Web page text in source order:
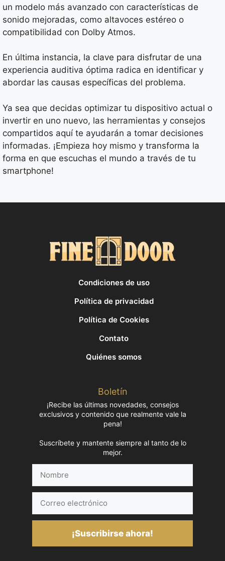
un modelo más avanzado con características de
sonido mejoradas, como altavoces estéreo o
compatibilidad con Dolby Atmos.
En última instancia, la clave para disfrutar de una
experiencia auditiva óptima radica en identificar y
abordar las causas específicas del problema.
Ya sea que decidas optimizar tu dispositivo actual o
invertir en uno nuevo, las herramientas y consejos
compartidos aquí te ayudarán a tomar decisiones
informadas. ¡Empieza hoy mismo y transforma la
forma en que escuchas el mundo a través de tu
smartphone!
Condiciones de uso
Política de privacidad
Política de Cookies
Contato
Quiénes somos
Boletín
¡Recibe las últimas novedades, consejos
exclusivos y contenido que realmente vale la
pena!
Suscríbete y mantente siempre al tanto de lo
mejor.
electrónico
¡Suscribirse ahora!